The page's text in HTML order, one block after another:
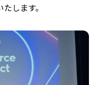
します。